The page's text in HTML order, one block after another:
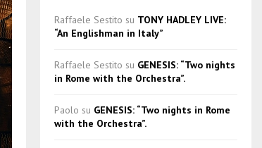
Raffaele Sestito su TONY HADLEY LIVE:
“An Englishman in Italy”
Raffaele Sestito su GENESIS: “Two nights
in Rome with the Orchestra”.
Paolo su GENESIS: “Two nights in Rome
with the Orchestra”.